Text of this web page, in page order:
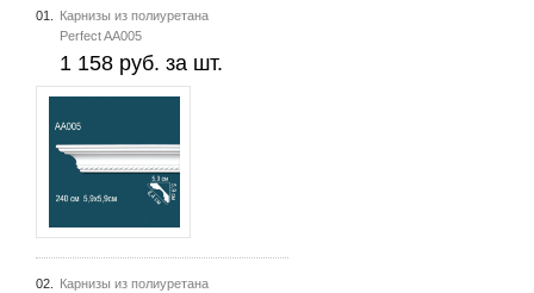
01.
Карнизы из полиуретана
Perfect AA005
1 158 руб. за шт.
02.
Карнизы из полиуретана